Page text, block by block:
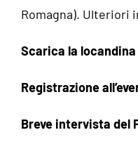
Romagna). Ulteriori
Scarica la locandina
Registrazione
Breve intervista del